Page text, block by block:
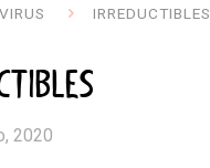
IRREDUCTIBLES
2020